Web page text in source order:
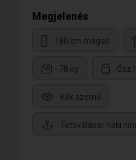
Megjelenés
180 cm magas
78 kg Ősz
Kék szemű
Tetoválásai: neki